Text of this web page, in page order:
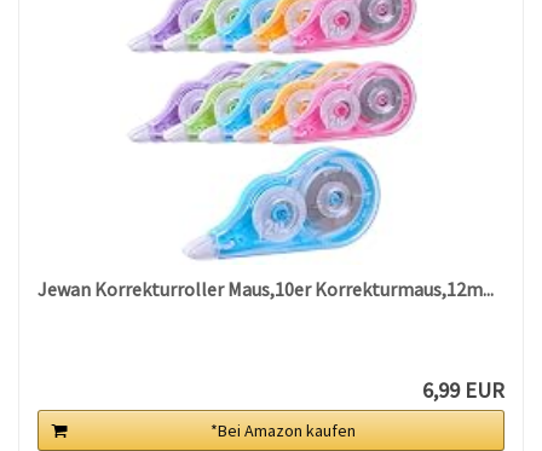
Jewan Korrekturroller Maus,10er Korrekturmaus,12m...
6,99 EUR
*Bei Amazon kaufen